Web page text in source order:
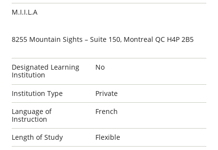
M.I.I.L.A
8255 Mountain Sights – Suite 150, Montreal QC H4P 2B5
Designated Learning
Institution
No
Institution Type
Private
Language of
Instruction
French
Length of Study
Flexible